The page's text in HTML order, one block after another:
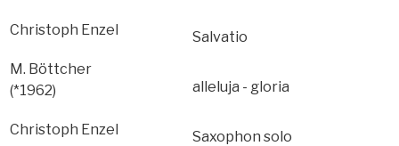
Christoph Enzel
Salvatio
M. Böttcher
(*1962)
alleluja - gloria
Christoph Enzel
Saxophon solo